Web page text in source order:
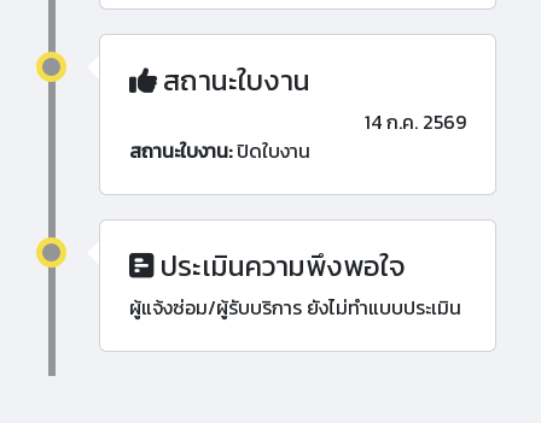
สถานะใบงาน
14 ก.ค. 2569
สถานะใบงาน:ปิดใบงาน
ประเมินความพึงพอใจ
ผู้แจ้งซ่อม/ผู้รับบริการ ยังไม่ทำแบบประเมิน